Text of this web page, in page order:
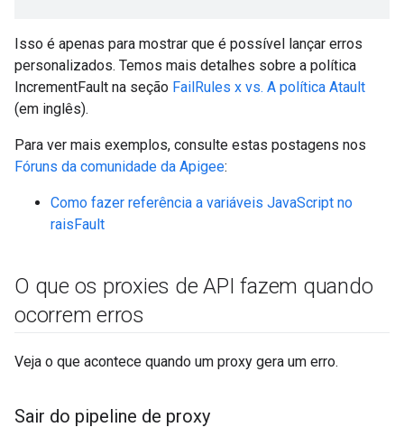
Isso é apenas para mostrar que é possível lançar erros
personalizados. Temos mais detalhes sobre a política
IncrementFault na seção FailRules x vs. A política Atault
(em inglês).
Para ver mais exemplos, consulte estas postagens nos
Fóruns da comunidade da Apigee:
Como fazer referência a variáveis JavaScript no
raisFault
O que os proxies de API fazem quando
ocorrem erros
Veja o que acontece quando um proxy gera um erro.
Sair do pipeline de proxy